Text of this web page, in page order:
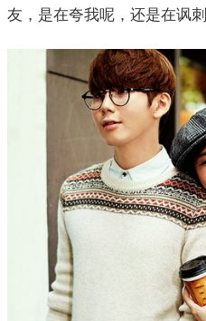
友，是在夸我呢，还是在讽刺